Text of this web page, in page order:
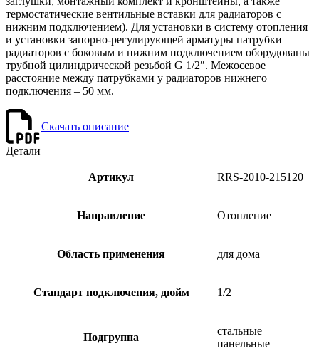
термостатические вентильные вставки для радиаторов с
нижним подключением). Для установки в систему отопления
и установки запорно-регулирующей арматуры патрубки
радиаторов с боковым и нижним подключением оборудованы
трубной цилиндрической резьбой G 1/2″. Межосевое
расстояние между патрубками у радиаторов нижнего
подключения – 50 мм.
Скачать описание
Детали
Артикул RRS-2010-215120
Направление Отопление
Область применения для дома
Стандарт подключения, дюйм 1/2
Подгруппа
стальные
панельные